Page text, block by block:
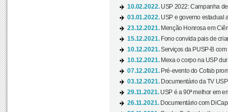
10.02.2022. USP 2022: Campanha
03.01.2022. USP e governo estadual
23.12.2021. Menção Honrosa em
15.12.2021. Fono convida pais de
10.12.2021.Serviços da PUSP-B
10.12.2021. Mexa o corpo na USP
07.12.2021. Pré-evento do Cofab
03.12.2021. Documentário da TV
29.11.2021. USP é a 90ª melhor em
26.11.2021. Documentário com